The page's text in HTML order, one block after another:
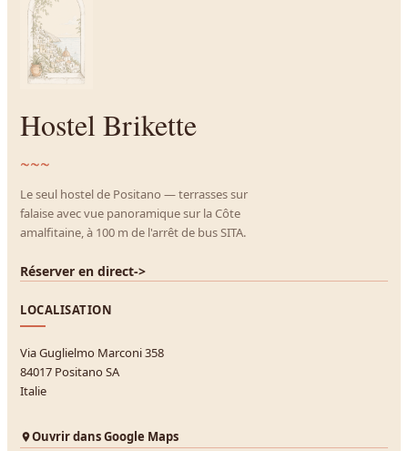
Hostel Brikette
~~~
Le seul hostel de Positano — terrasses sur
falaise avec vue panoramique sur la Côte
amalfitaine, à 100 m de l'arrêt de bus SITA.
Réserver en direct->
LOCALISATION
Via Guglielmo Marconi 358
84017 Positano SA
Italie
Ouvrir dans Google Maps